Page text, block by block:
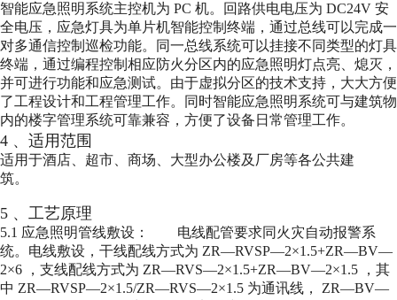
智能应急照明系统主控机为 PC 机。回路供电电压为 DC24V 安
全电压，应急灯具为单片机智能控制终端，通过总线可以完成一
对多通信控制巡检功能。同一总线系统可以挂接不同类型的灯具
终端，通过编程控制相应防火分区内的应急照明灯点亮、熄灭，
并可进行功能和应急测试。由于虚拟分区的技术支持，大大方便
了工程设计和工程管理工作。同时智能应急照明系统可与建筑物
内的楼字管理系统可靠兼容，方便了设备日常管理工作。
4 、适用范围
适用于酒店、超市、商场、大型办公楼及厂房等各公共建
筑。
5 、工艺原理
5.1 应急照明管线敷设： 电线配管要求同火灾自动报警系
统。电线敷设，干线配线方式为 ZR—RVSP—2×1.5+ZR—BV—
2×6
，支线配线方式为 ZR—RVS—2×1.5+ZR—BV—2×1.5
，其
中 ZR—RVSP—2×1.5/ZR—RVS—2×1.5 为通讯线，
ZR—BV—